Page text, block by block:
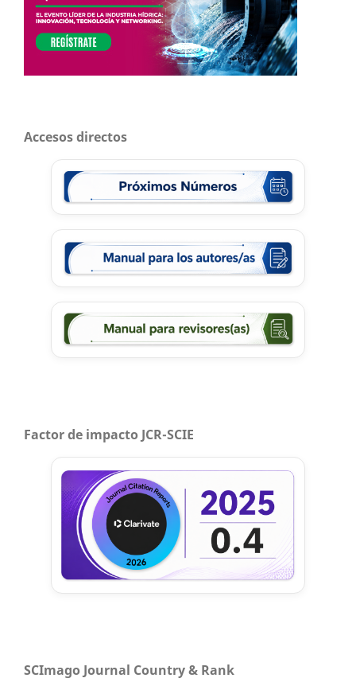
Accesos directos
Factor de impacto JCR-SCIE
SCImago Journal Country & Rank